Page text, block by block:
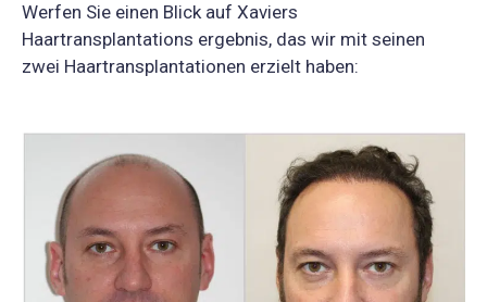
Werfen Sie einen Blick auf Xaviers
Haartransplantations ergebnis, das wir mit seinen
zwei Haartransplantationen erzielt haben: